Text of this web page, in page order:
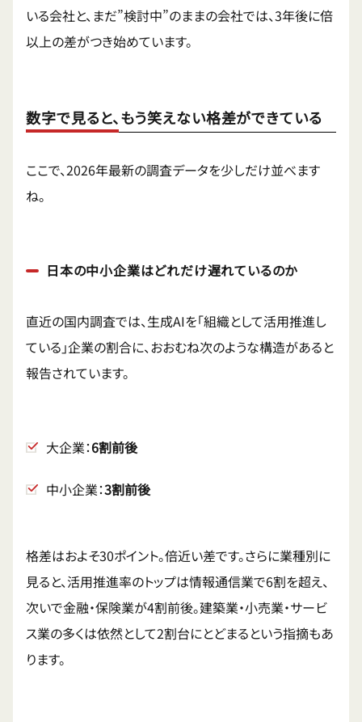
いる会社と、まだ”検討中”のままの会社では、3年後に倍
以上の差がつき始めています。
数字で見ると、もう笑えない格差ができている
ここで、2026年最新の調査データを少しだけ並べます
ね。
日本の中小企業はどれだけ遅れているのか
直近の国内調査では、生成AIを「組織として活用推進し
ている」企業の割合に、おおむね次のような構造があると
報告されています。
大企業：6割前後
中小企業：3割前後
格差はおよそ30ポイント。倍近い差です。さらに業種別に
見ると、活用推進率のトップは情報通信業で6割を超え、
次いで金融・保険業が4割前後。建築業・小売業・サービ
ス業の多くは依然として2割台にとどまるという指摘もあ
ります。